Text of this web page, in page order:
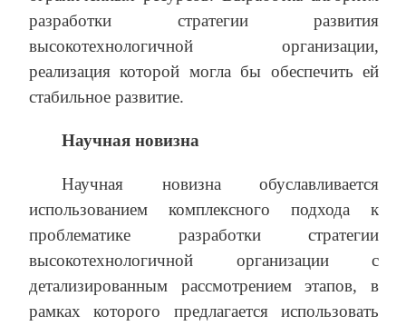
разработки стратегии развития
высокотехнологичной организации,
реализация которой могла бы обеспечить ей
стабильное развитие.
Научная новизна
Научная новизна обуславливается
использованием комплексного подхода к
проблематике разработки стратегии
высокотехнологичной организации с
детализированным рассмотрением этапов, в
рамках которого предлагается использовать